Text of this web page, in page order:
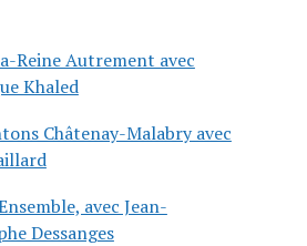
Reine Autrement avec
Khaled
Châtenay-Malabry avec
avec Jean-
Dessanges